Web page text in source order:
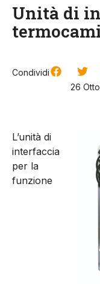
Unità di
Condividi
26
L’unità di
interfaccia
per la
funzione